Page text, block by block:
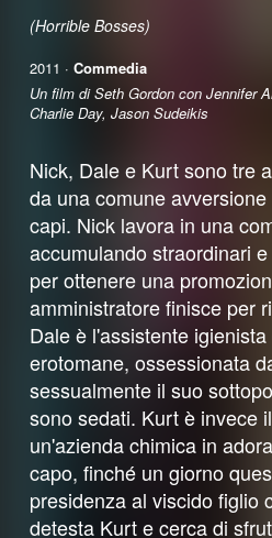
(Horrible Bosses)
2011 · Commedia
Un film di Seth Gordon con Jennifer
Charlie Day, Jason Sudeikis
Nick, Dale e Kurt sono tre
da una comune
capi. Nick lavora in una
accumulando straordinari
per ottenere una
amministratore finisce per
Dale è l'assistente
erotomane, ossessionata
sessualmente il suo
sono sedati. Kurt è invece
un'azienda chimica in
capo, finché un giorno
presidenza al viscido figlio
detesta Kurt e cerca di